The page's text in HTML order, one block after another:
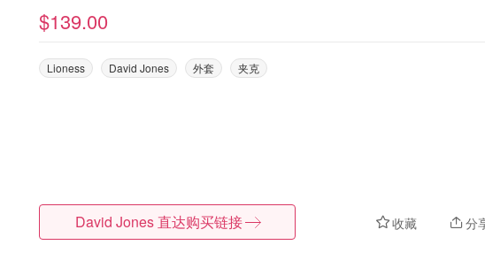
$139.00
Lioness David Jones 外套 夹克
收藏 分
David Jones 直达购买链接